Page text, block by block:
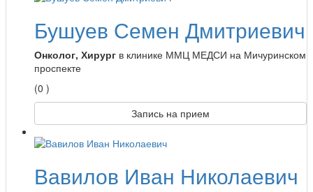
Бушуев Семен Дмитриевич
Онколог, Хирург в клинике ММЦ МЕДСИ на Мичуринском
проспекте
(0 )
Запись на прием
Вавилов Иван Николаевич